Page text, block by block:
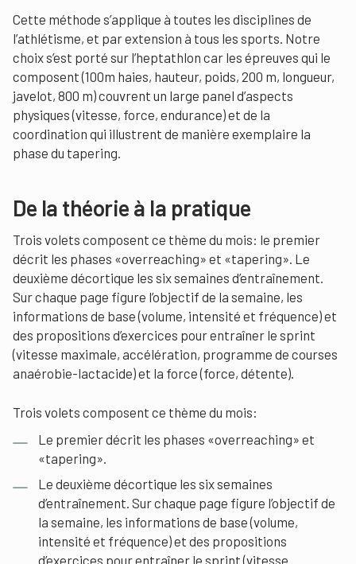
Cette méthode s’applique à toutes les disciplines de
l’athlétisme, et par extension à tous les sports. Notre
choix s’est porté sur l’heptathlon car les épreuves qui le
composent (100m haies, hauteur, poids, 200 m, longueur,
javelot, 800 m) couvrent un large panel d’aspects
physiques (vitesse, force, endurance) et de la
coordination qui illustrent de manière exemplaire la
phase du tapering.
De la théorie à la pratique
Trois volets composent ce thème du mois: le premier
décrit les phases «overreaching» et «tapering». Le
deuxième décortique les six semaines d’entraînement.
Sur chaque page figure l’objectif de la semaine, les
informations de base (volume, intensité et fréquence) et
des propositions d’exercices pour entraîner le sprint
(vitesse maximale, accélération, programme de courses
anaérobie-lactacide) et la force (force, détente).
Trois volets composent ce thème du mois:
Le premier décrit les phases «overreaching» et
«tapering».
Le deuxième décortique les six semaines
d’entraînement. Sur chaque page figure l’objectif de
la semaine, les informations de base (volume,
intensité et fréquence) et des propositions
d’exercices pour entraîner le sprint (vitesse